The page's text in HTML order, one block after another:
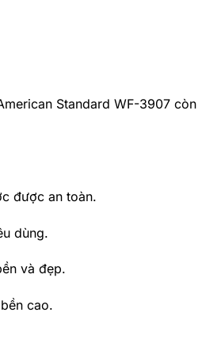
Standard WF-3907 còn
được an toàn.
dùng.
và đẹp.
cao.